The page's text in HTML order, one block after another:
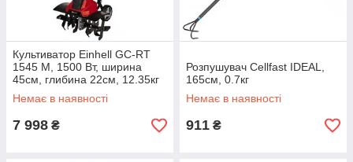
Культиватор Einhell GC-RT
1545 М, 1500 Вт, ширина
45см, глибина 22см, 12.35кг
Немає в наявності
7 998 ₴
Розпушувач Cellfast IDEAL,
165см, 0.7кг
Немає в наявності
911 ₴